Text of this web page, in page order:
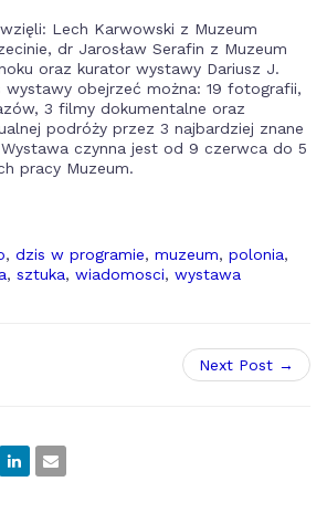
Lech Karwowski z Muzeum
dr Jarosław Serafin z Muzeum
oraz kurator wystawy Dariusz J.
wystawy obejrzeć można: 19 fotografii,
3 filmy dokumentalne oraz
podróży przez 3 najbardziej znane
czynna jest od 9 czerwca do 5
pracy Muzeum.
, dzis w programie, muzeum, polonia,
, sztuka, wiadomosci, wystawa
Next Post →